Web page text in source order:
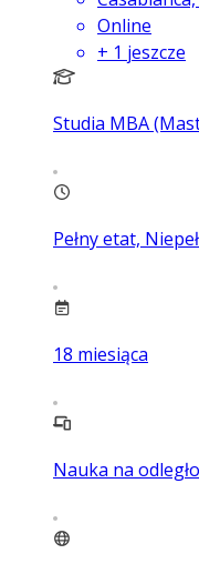
Online
+ 1 jeszcze
Studia MBA
Pełny etat,
18 miesiąca
Nauka na